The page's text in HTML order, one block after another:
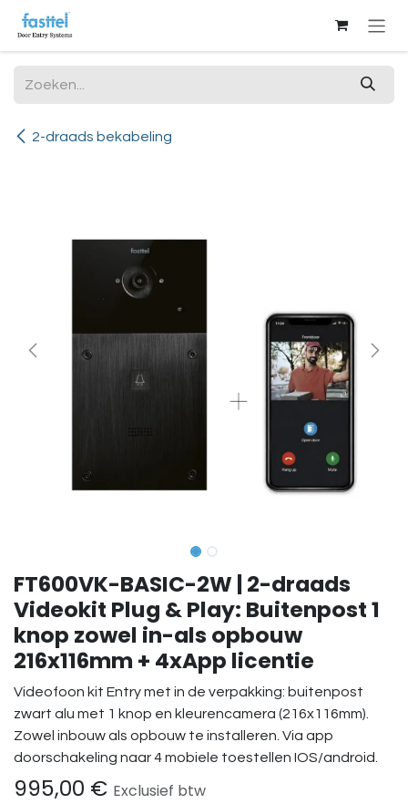
Overslaan naar inhoud
2-draads bekabeling
FT600VK-BASIC-2W | 2-draads
Videokit Plug & Play: Buitenpost 1
knop zowel in-als opbouw
216x116mm + 4xApp licentie
Videofoon kit Entry met in de verpakking: buitenpost
zwart alu met 1 knop en kleurencamera (216x116mm).
Zowel inbouw als opbouw te installeren. Via app
doorschakeling naar 4 mobiele toestellen IOS/android.
995,00 € Exclusief btw